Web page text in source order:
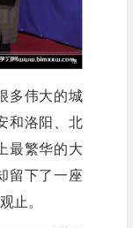
多伟大的城
和洛阳、北
最繁华的大
留下了一座
止。